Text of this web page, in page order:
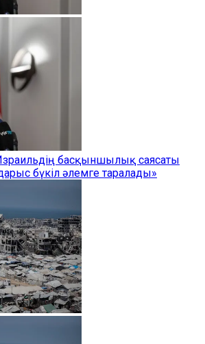
басқыншылық саясаты
бүкіл әлемге таралады»